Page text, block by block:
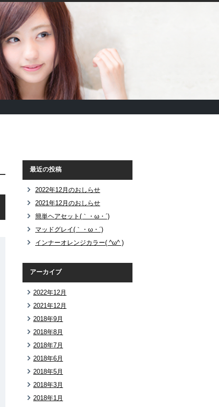
最近の投稿
2022年12月のおしらせ
2021年12月のおしらせ
簡単ヘアセット(｀・ω・´)
マッドグレイ(｀・ω・´)
インナーオレンジカラー( ^ω^ )
アーカイブ
2022年12月
2021年12月
2018年9月
2018年8月
2018年7月
2018年6月
2018年5月
2018年3月
2018年1月